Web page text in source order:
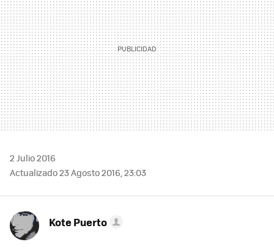
2 Julio 2016
Actualizado 23 Agosto 2016, 23:03
Kote Puerto